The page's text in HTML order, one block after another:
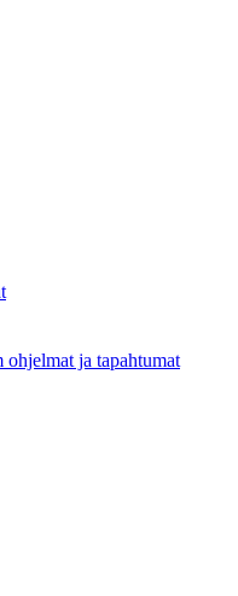
ja tapahtumat